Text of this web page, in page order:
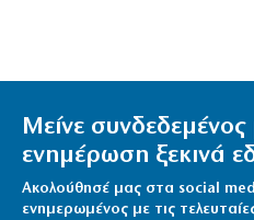
Μείνε συνδεδεμένος
ενημέρωση ξεκινά
Ακολούθησέ μας στα social
ενημερωμένος με τις